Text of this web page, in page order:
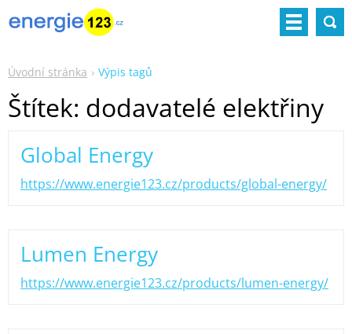
Úvodní stránka Výpis tagů
Štítek: dodavatelé elektřiny
Global Energy
https://www.energie123.cz/products/global-energy/
Lumen Energy
https://www.energie123.cz/products/lumen-energy/